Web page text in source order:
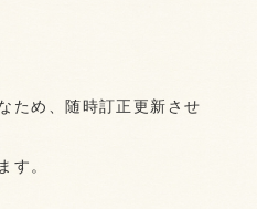
ため、随時訂正更新させ
す。